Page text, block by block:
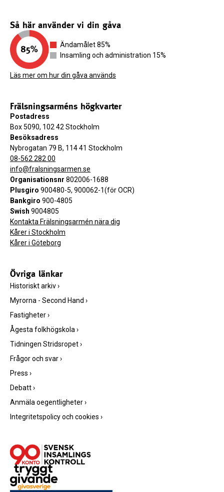
Så här använder vi din gåva
Ändamålet 85%
Insamling och administration 15%
Läs mer om hur din gåva används
Frälsningsarméns högkvarter
Postadress
Box 5090, 102 42 Stockholm
Besöksadress
Nybrogatan 79 B, 114 41 Stockholm
08-562 282 00
info@fralsningsarmen.se
Organisationsnr 802006-1688
Plusgiro 900480-5, 900062-1(för OCR)
Bankgiro 900-4805
Swish 9004805
Kontakta Frälsningsarmén nära dig
Kårer i Stockholm
Kårer i Göteborg
Övriga länkar
Historiskt arkiv›
Myrorna - Second Hand ›
Fastigheter›
Ågesta folkhögskola›
Tidningen Stridsropet›
Frågor och svar›
Press ›
Debatt›
Anmäla oegentligheter›
Integritetspolicy och cookies ›